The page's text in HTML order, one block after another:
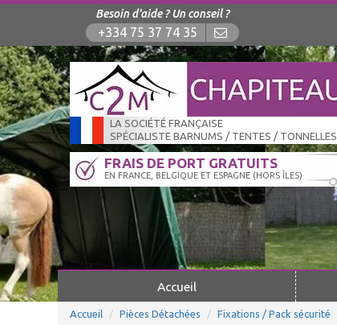
Besoin d'aide ? Un conseil ?
+334 75 37 74 35
LA SOCIÉTÉ FRANÇAISE
SPÉCIALISTE BARNUMS / TENTES / TONNELLES
FRAIS DE PORT GRATUITS
EN FRANCE, BELGIQUE ET ESPAGNE (HORS ÎLES)
Accueil
Accueil Pièces Détachées Fixations / Pack sécurité